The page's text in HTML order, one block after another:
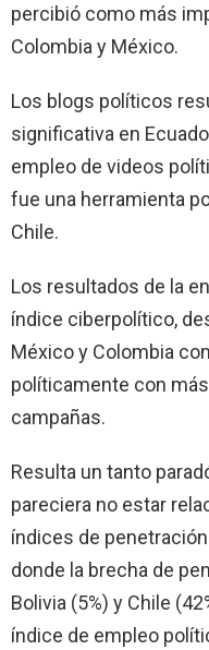
percibió como más
Colombia y México.
Los blogs políticos
significativa en
empleo de videos
fue una herramienta
Chile.
Los resultados de la
índice ciberpolítico,
México y Colombia
políticamente con
campañas.
Resulta un tanto
pareciera no estar
índices de
donde la brecha de
Bolivia (5%) y Chile
índice de empleo